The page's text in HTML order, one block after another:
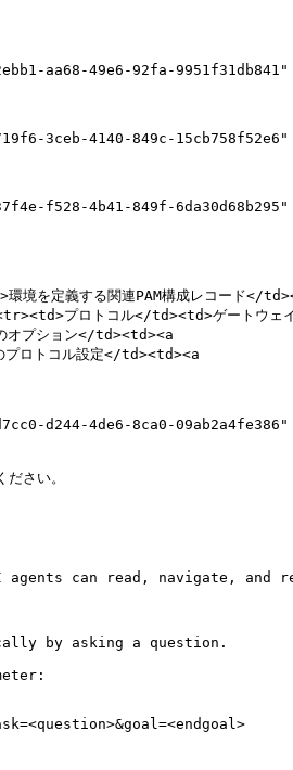
aa68-49e6-92fa-
3ceb-4140-849c-
f528-4b41-849f-
定義する関連PAM構成レコード</
プロトコル</td><td>ゲートウェイ
オプション</td><td><a
ロトコル設定</td><td><a
d244-4de6-8ca0-
さい。
can read, navigate, and
by asking a question.